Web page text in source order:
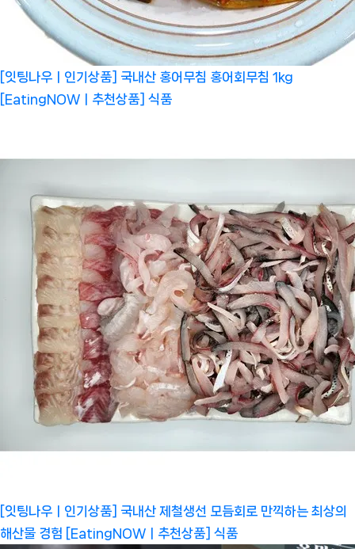
[잇팅나우ㅣ인기상품] 국내산 홍어무침 홍어회무침 1kg
[EatingNOWㅣ추천상품] 식품
[잇팅나우ㅣ인기상품] 국내산 제철생선 모듬회로 만끽하는 최상의
해산물 경험 [EatingNOWㅣ추천상품] 식품